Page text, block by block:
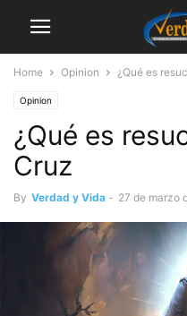
Home Opinion ¿Qué es
Opinion
¿Qué es
Cruz
By Verdad y Vida - 27 de marzo